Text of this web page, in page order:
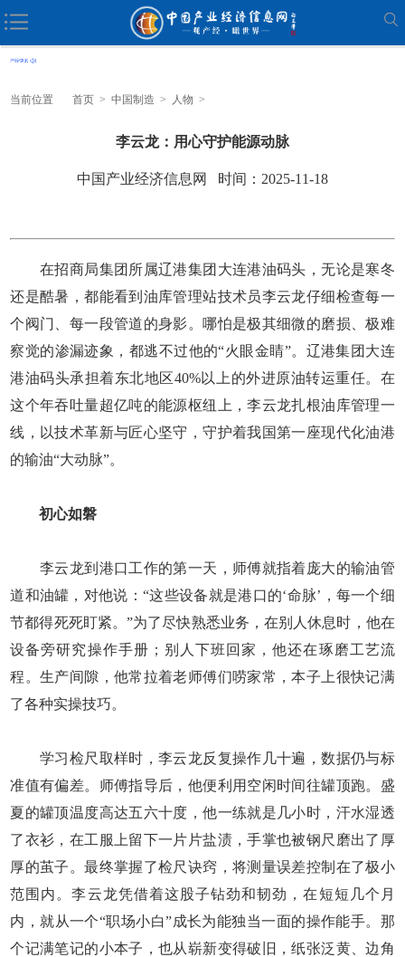
当前位置 首页 > 中国制造 > 人物 >
李云龙：用心守护能源动脉
中国产业经济信息网 时间：2025-11-18
在招商局集团所属辽港集团大连港油码头，无论是寒冬
还是酷暑，都能看到油库管理站技术员李云龙仔细检查每一
个阀门、每一段管道的身影。哪怕是极其细微的磨损、极难
察觉的渗漏迹象，都逃不过他的“火眼金睛”。辽港集团大连
港油码头承担着东北地区40%以上的外进原油转运重任。在
这个年吞吐量超亿吨的能源枢纽上，李云龙扎根油库管理一
线，以技术革新与匠心坚守，守护着我国第一座现代化油港
的输油“大动脉”。
初心如磐
李云龙到港口工作的第一天，师傅就指着庞大的输油管
道和油罐，对他说：“这些设备就是港口的‘命脉’，每一个细
节都得死死盯紧。”为了尽快熟悉业务，在别人休息时，他在
设备旁研究操作手册；别人下班回家，他还在琢磨工艺流
程。生产间隙，他常拉着老师傅们唠家常，本子上很快记满
了各种实操技巧。
学习检尺取样时，李云龙反复操作几十遍，数据仍与标
准值有偏差。师傅指导后，他便利用空闲时间往罐顶跑。盛
夏的罐顶温度高达五六十度，他一练就是几小时，汗水湿透
了衣衫，在工服上留下一片片盐渍，手掌也被钢尺磨出了厚
厚的茧子。最终掌握了检尺诀窍，将测量误差控制在了极小
范围内。李云龙凭借着这股子钻劲和韧劲，在短短几个月
内，就从一个“职场小白”成长为能独当一面的操作能手。那
个记满笔记的小本子，也从崭新变得破旧，纸张泛黄、边角